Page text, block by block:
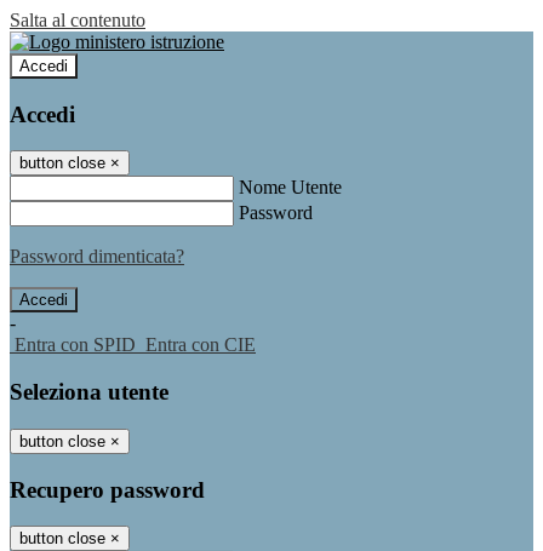
Salta al contenuto
Accedi
Accedi
button close ×
Nome Utente
Password
Password dimenticata?
-
Entra con SPID Entra con CIE
Seleziona utente
button close ×
Recupero password
button close ×